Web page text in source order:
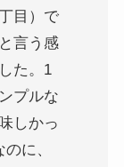
目）で
言う感
た。1
プルな
しかっ
に、